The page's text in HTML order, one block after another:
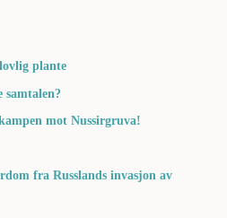
plante
samtalen?
mot Nussirgruva!
fra Russlands invasjon av